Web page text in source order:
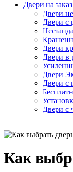
Двери на заказ
Двери
Двери с
Двери
Двери в
Двери
Двери с
Двери с
Как